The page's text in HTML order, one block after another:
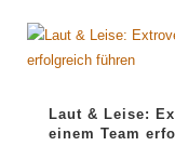
Laut & Leise:
einem Team